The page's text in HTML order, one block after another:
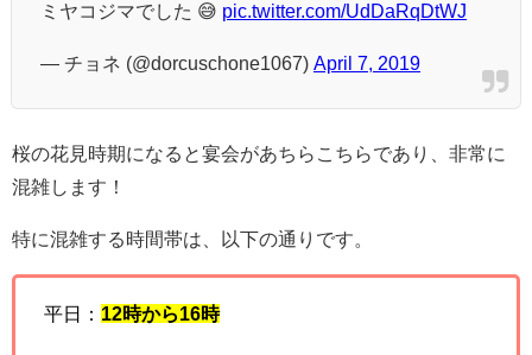
ミヤコジマでした 😅 pic.twitter.com/UdDaRqDtWJ
— チョネ (@dorcuschone1067) April 7, 2019
桜の花見時期になると宴会があちらこちらであり、非常に
混雑します！
特に混雑する時間帯は、以下の通りです。
平日： 12時から16時